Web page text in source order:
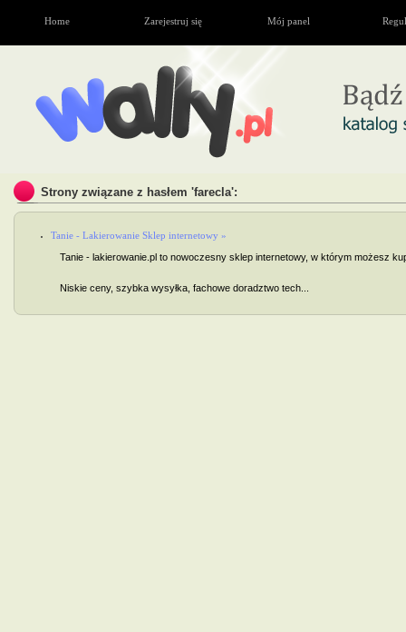
Home Zarejestruj się Mój panel
Strony związane z hasłem 'farecla':
Tanie - Lakierowanie Sklep internetowy »
Tanie - lakierowanie.pl to nowoczesny sklep internetowy, w którym możesz
Niskie ceny, szybka wysyłka, fachowe doradztwo tech...